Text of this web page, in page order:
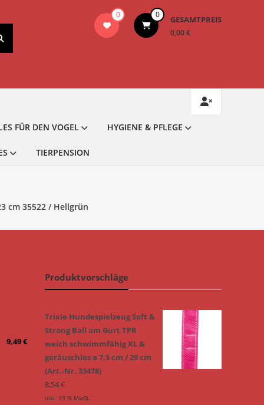
0 0 GESAMTPREIS
0,00 €
FÜR DEN VOGEL HYGIENE & PFLEGE
TIERPENSION
cm 35522 / Hellgrün
9,49€
Produktvorschläge
Trixie Hundespielzeug Soft &
Strong Ball am Gurt TPR
weich schwimmfähig XL &
geräuschlos ø 7,5 cm / 29 cm
(Art.-Nr. 33478)
8,54€
inkl. 19 % MwSt.